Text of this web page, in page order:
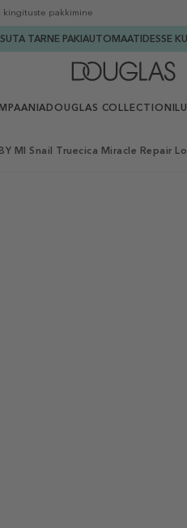
kingituste pakkimine
TARNE PAKIAUTOMAATIDESSE
DOUGLAS COLLECTION
MI Snail Truecica Miracle Repair